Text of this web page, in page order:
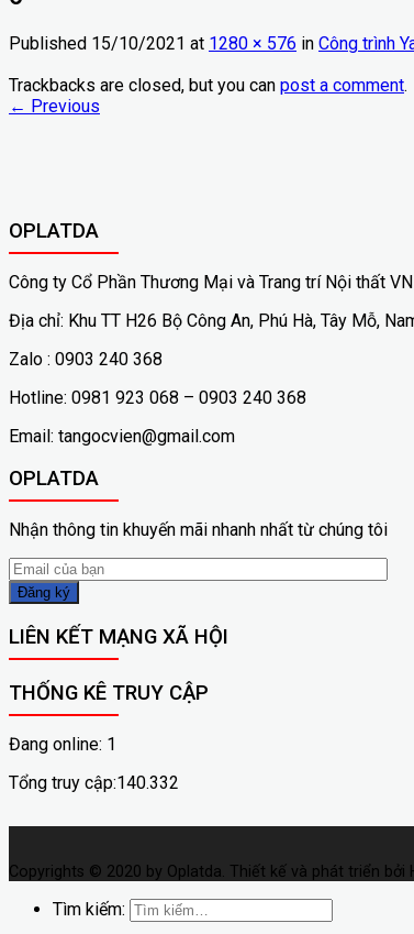
Published 15/10/2021 at 1280 × 576 in Công trình
Trackbacks are closed, but you can post a comment.
← Previous
OPLATDA
Công ty Cổ Phần Thương Mại và Trang trí Nội thất VN
Địa chỉ: Khu TT H26 Bộ Công An, Phú Hà, Tây Mỗ,
Zalo : 0903 240 368
Hotline: 0981 923 068 – 0903 240 368
Email: tangocvien@gmail.com
OPLATDA
Nhận thông tin khuyến mãi nhanh nhất từ chúng tôi
LIÊN KẾT MẠNG XÃ HỘI
THỐNG KÊ TRUY CẬP
Đang online: 1
Tổng truy cập:140.332
Copyrights © 2020 by Oplatda. Thiết kế và phát triển bởi
Tìm kiếm: